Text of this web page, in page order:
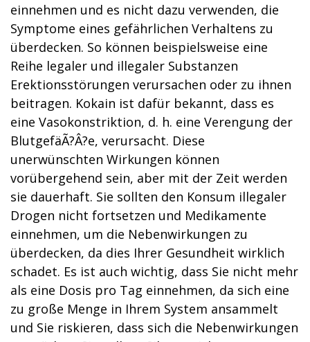
einnehmen und es nicht dazu verwenden, die
Symptome eines gefährlichen Verhaltens zu
überdecken. So können beispielsweise eine
Reihe legaler und illegaler Substanzen
Erektionsstörungen verursachen oder zu ihnen
beitragen. Kokain ist dafür bekannt, dass es
eine Vasokonstriktion, d. h. eine Verengung der
BlutgefäÃ?Â?e, verursacht. Diese
unerwünschten Wirkungen können
vorübergehend sein, aber mit der Zeit werden
sie dauerhaft. Sie sollten den Konsum illegaler
Drogen nicht fortsetzen und Medikamente
einnehmen, um die Nebenwirkungen zu
überdecken, da dies Ihrer Gesundheit wirklich
schadet. Es ist auch wichtig, dass Sie nicht mehr
als eine Dosis pro Tag einnehmen, da sich eine
zu große Menge in Ihrem System ansammelt
und Sie riskieren, dass sich die Nebenwirkungen